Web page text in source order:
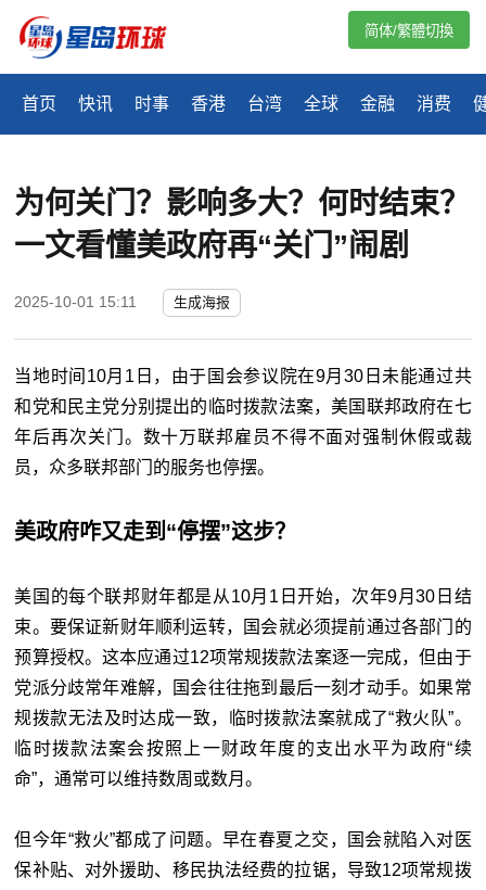
首页 快讯 时事 香港 台湾 全球 金融 消费
简体/繁體切換
为何关门？影响多大？何时结束？
一文看懂美政府再“关门”闹剧
2025-10-01 15:11 生成海报
当地时间10月1日，由于国会参议院在9月30日未能通过共
和党和民主党分别提出的临时拨款法案，美国联邦政府在七
年后再次关门。数十万联邦雇员不得不面对强制休假或裁
员，众多联邦部门的服务也停摆。
美政府咋又走到“停摆”这步？
美国的每个联邦财年都是从10月1日开始，次年9月30日结
束。要保证新财年顺利运转，国会就必须提前通过各部门的
预算授权。这本应通过12项常规拨款法案逐一完成，但由于
党派分歧常年难解，国会往往拖到最后一刻才动手。如果常
规拨款无法及时达成一致，临时拨款法案就成了“救火队”。
临时拨款法案会按照上一财政年度的支出水平为政府“续
命”，通常可以维持数周或数月。
但今年“救火”都成了问题。早在春夏之交，国会就陷入对医
保补贴、对外援助、移民执法经费的拉锯，导致12项常规拨